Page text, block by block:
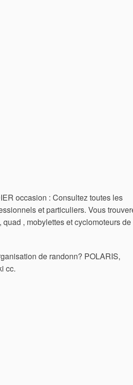
occasion : Consultez toutes les
et particuliers. Vous
, mobylettes et cyclomoteurs de
de randonn? POLARIS,
cc.